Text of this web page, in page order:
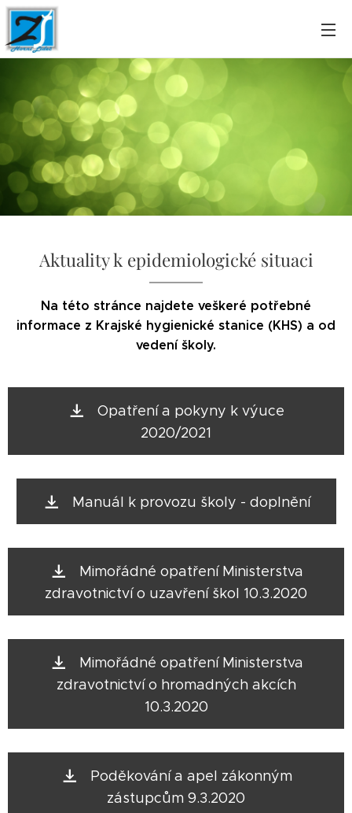
Aktuality k epidemiologické situaci
Na této stránce najdete veškeré potřebné
informace z Krajské hygienické stanice (KHS) a od
vedení školy.
Opatření a pokyny k výuce
2020/2021
Manuál k provozu školy - doplnění
Mimořádné opatření Ministerstva
zdravotnictví o uzavření škol 10.3.2020
Mimořádné opatření Ministerstva
zdravotnictví o hromadných akcích
10.3.2020
Poděkování a apel zákonným
zástupcům 9.3.2020